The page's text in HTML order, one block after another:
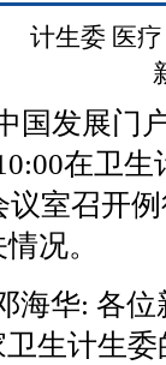
计生委 医疗
国发展门
在卫
议室召开
况。
海华: 各
生计生